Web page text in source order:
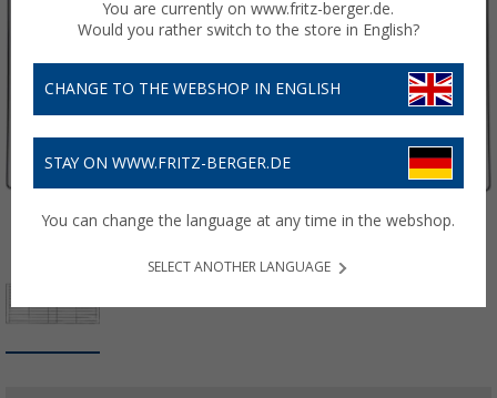
You are currently on www.fritz-berger.de.
Would you rather switch to the store in English?
CHANGE TO THE WEBSHOP IN ENGLISH
STAY ON WWW.FRITZ-BERGER.DE
You can change the language at any time in the webshop.
SELECT ANOTHER LANGUAGE